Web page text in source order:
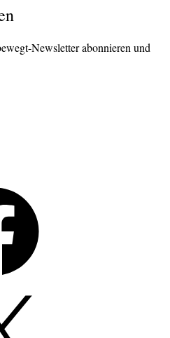
Newsletter abonnieren und